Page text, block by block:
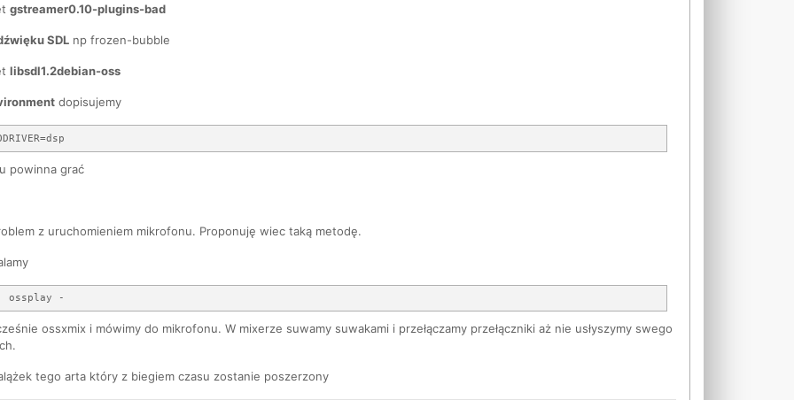
gstreamer0.10-plugins-bad
SDL np frozen-bubble
libsdl1.2debian-oss
dopisujemy
powinna grać
z uruchomieniem mikrofonu. Proponuję wiec taką metodę.
ossxmix i mówimy do mikrofonu. W mixerze suwamy suwakami i przełączamy przełączniki aż nie usłyszymy swego
tego arta który z biegiem czasu zostanie poszerzony